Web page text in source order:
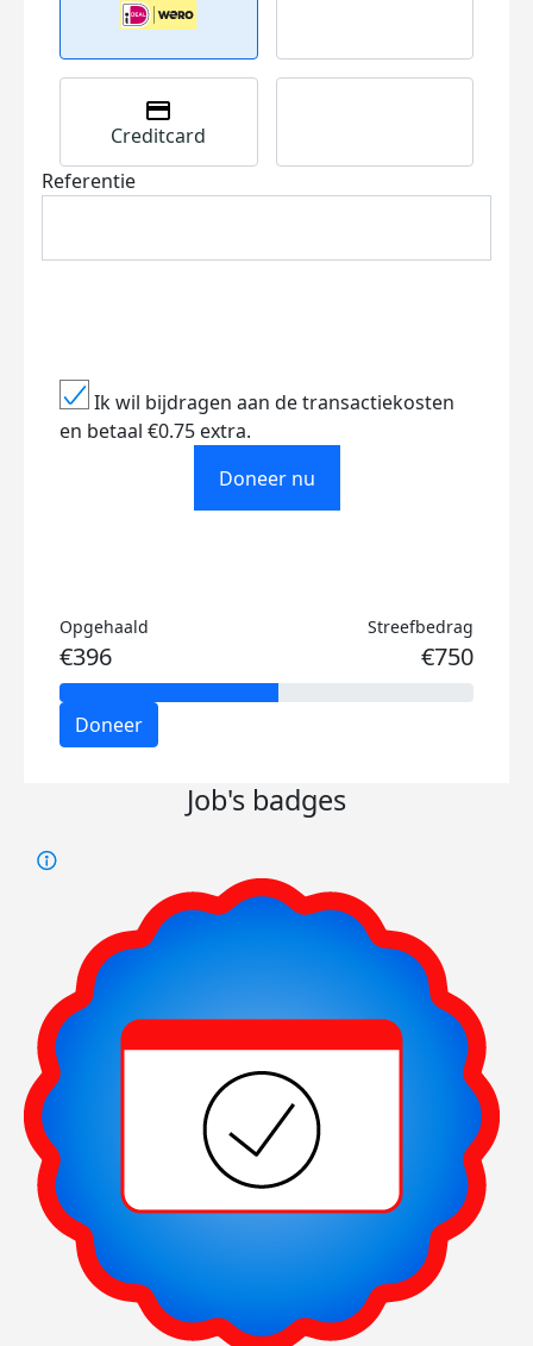
Creditcard
Referentie
Ik wil bijdragen aan de transactiekosten
en betaal €0.75 extra.
Doneer nu
Opgehaald
€396
Streefbedrag
€750
Doneer
Job's badges